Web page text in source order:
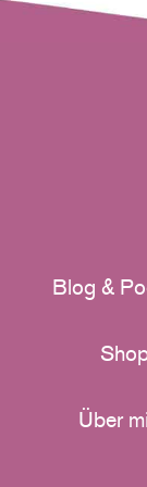
Blog &
Über